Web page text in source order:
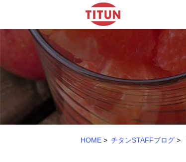
HOME > チタンSTAFFブログ >